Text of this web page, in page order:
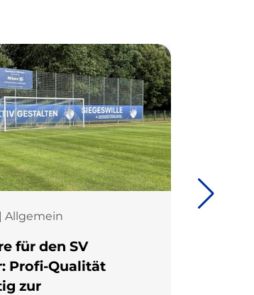
Allgemein
für den SV
Profi-Qualität
zur